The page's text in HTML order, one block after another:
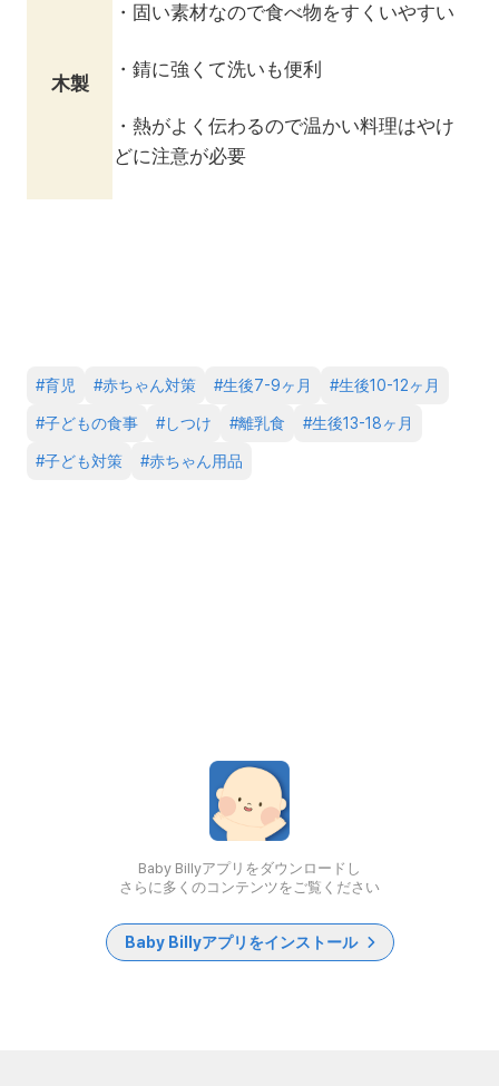
木製
・固い素材なので食べ物をすくいやすい
・錆に強くて洗いも便利
・熱がよく伝わるので温かい料理はやけ
どに注意が必要
#育児 #赤ちゃん対策 #生後7-9ヶ月 #生後10-12ヶ月
#子どもの食事 #しつけ #離乳食 #生後13-18ヶ月
#子ども対策 #赤ちゃん用品
Baby Billyアプリをダウンロードし
さらに多くのコンテンツをご覧ください
Baby Billyアプリをインストール